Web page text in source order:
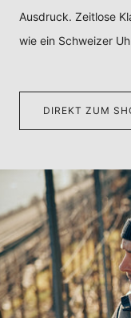
Ausdruck. Zeitlose
wie ein Schweizer
DIREKT ZUM